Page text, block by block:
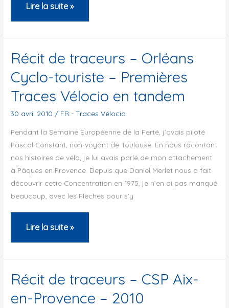
Récits
de
traceurs
EP
Manosque
Cyclotourisme
Lire la suite »
Récit de traceurs – Orléans
Cyclo-touriste – Premières
Traces Vélocio en tandem
30 avril 2010 / FR - Traces Vélocio
Pendant la Semaine Européenne de la Ferté, j’avais piloté
Pascal Constant, non-voyant de Toulouse. En nous racontant
nos histoires de vélo, je lui avais parlé de mon attachement
à Pâques en Provence. Depuis que Daniel Merlet nous a fait
découvrir cette Concentration en 1975, je n’en ai pas manqué
beaucoup, avec les Flèches pour s’y
Récit
de
traceurs
Orléans
Cyclo-
Lire la suite »
Récit de traceurs – CSP Aix-
en-Provence – 2010